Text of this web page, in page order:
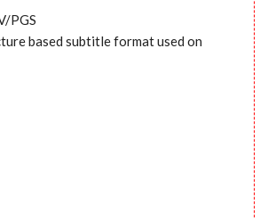
PGS
based subtitle format used on